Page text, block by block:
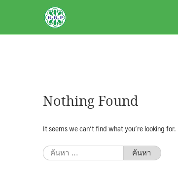
BRPAUTO.COM
Nothing Found
It seems we can’t find what you’re looking
ค้นหา
สำหรับ: